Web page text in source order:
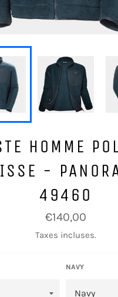
HOMME
-
49460
Prix
régulier
€140,00
Taxes incluses.
NAVY